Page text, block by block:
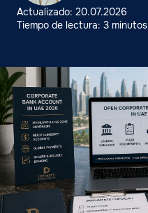
Actualizado: 20.07.2026
Tiempo de lectura: 3 minutos